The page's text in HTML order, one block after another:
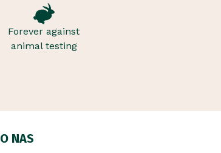
Forever against
animal testing
O NAS